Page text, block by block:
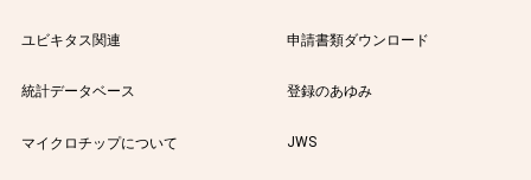
ユビキタス関連 申請書類ダウンロード
統計データベース 登録のあゆみ
マイクロチップについて JWS